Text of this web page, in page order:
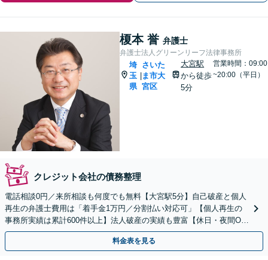
榎本 誉 弁護士
弁護士法人グリーンリーフ法律事務所
埼
玉
県
さいた
ま市大
宮区
大宮駅
から徒歩
5分
営業時間：09:00
~20:00（平日）
クレジット会社の債務整理
電話相談0円／来所相談も何度でも無料【大宮駅5分】自己破産と個人
再生の弁護士費用は「着手金1万円／分割払い対応可」【個人再生の
事務所実績は累計600件以上】法人破産の実績も豊富【休日・夜間O
K】オンライン相談もできます
料金表を見る